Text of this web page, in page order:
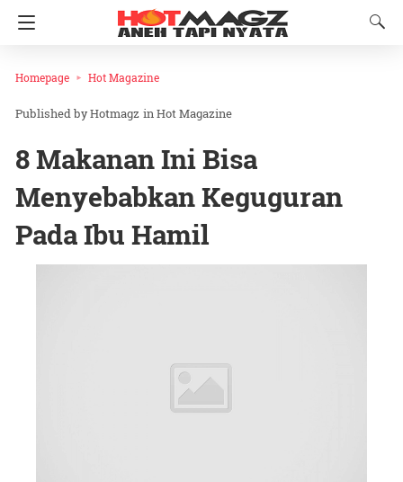
Homepage Hot Magazine
Hotmagz inHot Magazine
8 Makanan Ini Bisa
Menyebabkan Keguguran
Pada Ibu Hamil